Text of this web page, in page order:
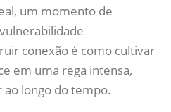
um momento de
conexão é como cultivar
em uma rega intensa,
ao longo do tempo.